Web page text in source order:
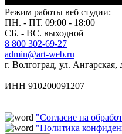
Режим работы веб студии:
ПН. - ПТ. 09:00 - 18:00
СБ. - ВС. выходной
8 800 302-69-27
admin@art-web.ru
г. Волгоград, ул. Ангарская,
ИНН 910200091207
"Согласие на
"Политика